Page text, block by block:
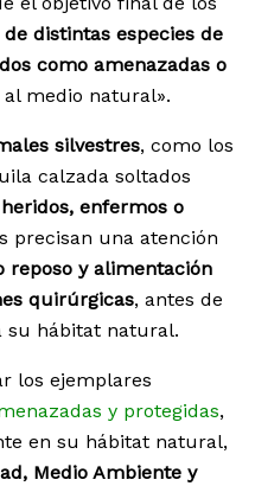
distintas especies de
como amenazadas o
medio natural».
silvestres, como los
calzada soltados
enfermos o
precisan una atención
reposo y alimentación
quirúrgicas, antes de
su hábitat natural.
los ejemplares
y protegidas,
en su hábitat natural,
Medio Ambiente y